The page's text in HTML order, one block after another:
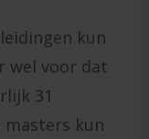
kun
wel voor dat
31
masters kun